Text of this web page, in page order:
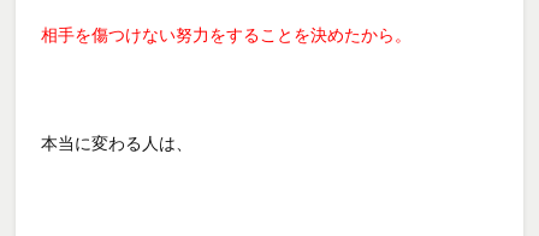
相手を傷つけない努力をすることを決めたから。
本当に変わる人は、